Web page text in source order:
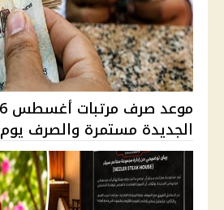
الجديدة مستمرة والصرف يوم 23 والح...